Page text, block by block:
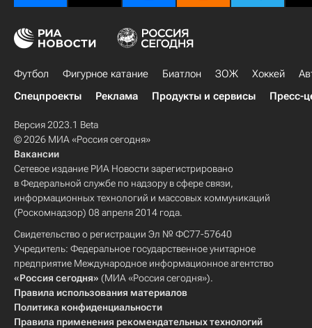
Футбол Фигурное катание Биатлон ЗОЖ Хоккей
Спецпроекты
Реклама Продукты и сервисы Пресс-
Версия 2023.1 Beta
© 2026 МИА «Россия сегодня»
Вакансии
Сетевое издание РИА Новости зарегистрировано
в Федеральной службе по надзору в сфере связи,
информационных технологий и массовых коммуникаций
(Роскомнадзор) 08 апреля 2014 года.
Свидетельство о регистрации Эл № ФС77-57640
Учредитель: Федеральное государственное унитарное
предприятие Международное информационное агентство
«Россия сегодня» (МИА «Россия сегодня»).
Правила использования материалов
Политика конфиденциальности
Правила применения рекомендательных технологий